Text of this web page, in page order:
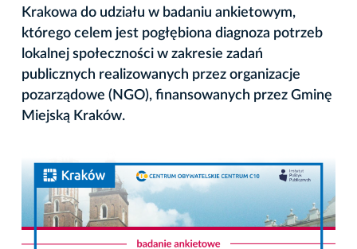
Krakowa do udziału w badaniu ankietowym,
którego celem jest pogłębiona diagnoza potrzeb
lokalnej społeczności w zakresie zadań
publicznych realizowanych przez organizacje
pozarządowe (NGO), finansowanych przez Gminę
Miejską Kraków.